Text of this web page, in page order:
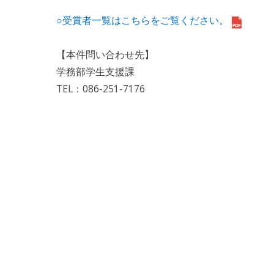
○受賞者一覧はこちらをご覧ください。
【本件問い合わせ先】
学務部学生支援課
TEL：086-251-7176